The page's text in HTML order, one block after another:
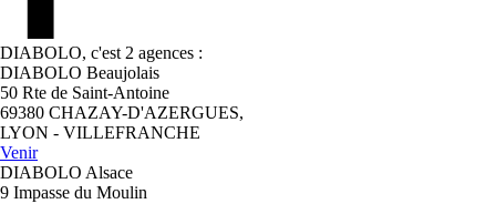
DIABOLO, c'est 2 agences :
DIABOLO Beaujolais
50 Rte de Saint-Antoine
69380 CHAZAY-D'AZERGUES,
LYON - VILLEFRANCHE
Venir
DIABOLO Alsace
9 Impasse du Moulin